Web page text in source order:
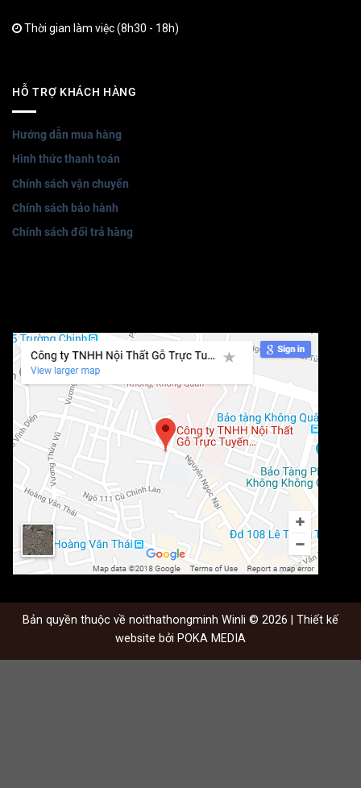
Thời gian làm việc (8h30 - 18h)
HỖ TRỢ KHÁCH HÀNG
Hướng dẫn mua hàng
Hình thức thanh toán
Chính sách vận chuyển
Chính sách bảo hành
Chính sách đổi trả hàng
Bản quyền thuộc về noithathongminh Winli © 2026 | Thiết kế
website bởi POKA MEDIA